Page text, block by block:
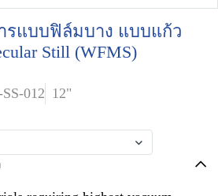
รแบบฟิล์มบาง แบบแก้ว
Still (WFMS)
012 12"